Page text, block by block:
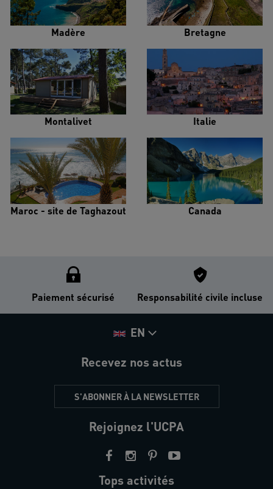
Madère Bretagne
Montalivet Italie
Maroc - site de Taghazout Canada
Paiement sécurisé Responsabilité civile incluse
EN
Recevez nos actus
S'ABONNER À LA NEWSLETTER
Rejoignez l'UCPA
Tops activités